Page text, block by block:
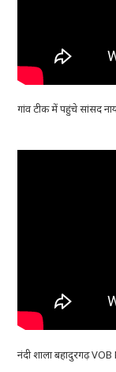
गांव टीक में पहुंचे सांसद
नंदी शाला बहादुरगढ़